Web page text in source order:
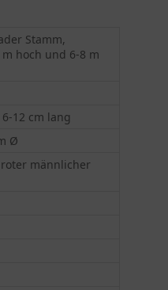
Stamm,
hoch und 6-8 m
12 cm lang
Ø
männlicher